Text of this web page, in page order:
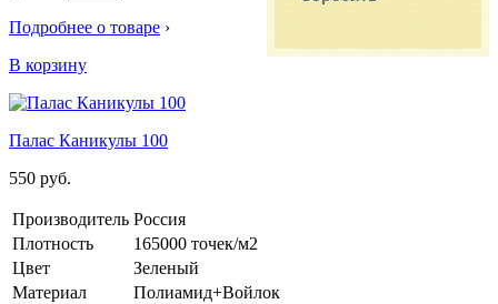
Подробнее о товаре ›
В корзину
Палас Каникулы 100
550 руб.
Производитель Россия
Плотность
165000 точек/м2
Цвет
Зеленый
Материал
Полиамид+Войлок